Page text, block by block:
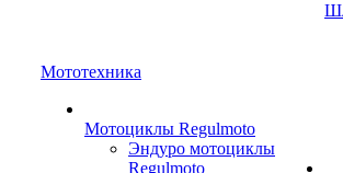
Мототехника
Мотоциклы Regulmoto
Эндуро мотоциклы
Regulmoto